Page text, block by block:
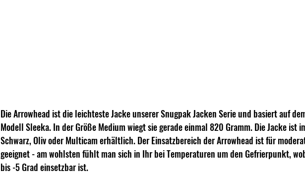
Die Arrowhead ist die leichteste Jacke unserer Snugpak Jacken Serie und basiert auf
Modell Sleeka. In der Größe Medium wiegt sie gerade einmal 820 Gramm. Die Jacke ist
Schwarz, Oliv oder Multicam erhältlich. Der Einsatzbereich der Arrowhead ist für
geeignet - am wohlsten fühlt man sich in Ihr bei Temperaturen um den Gefrierpunkt,
bis -5 Grad einsetzbar ist.